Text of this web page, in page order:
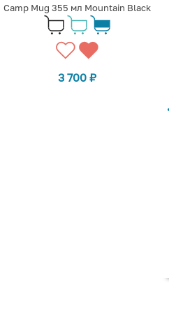
Camp Mug 355 мл Mountain Black
3 700 ₽